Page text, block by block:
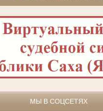
МЫ В СОЦСЕТЯХ